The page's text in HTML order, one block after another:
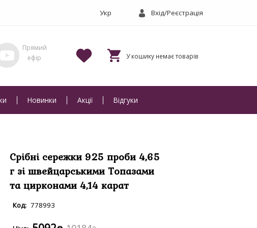
Вхід/Реєстрація
Новинки Акції Відгуки
Срібні сережки 925 проби 4,65
г зі швейцарськими Топазами
та цирконами 4,14 карат
778993